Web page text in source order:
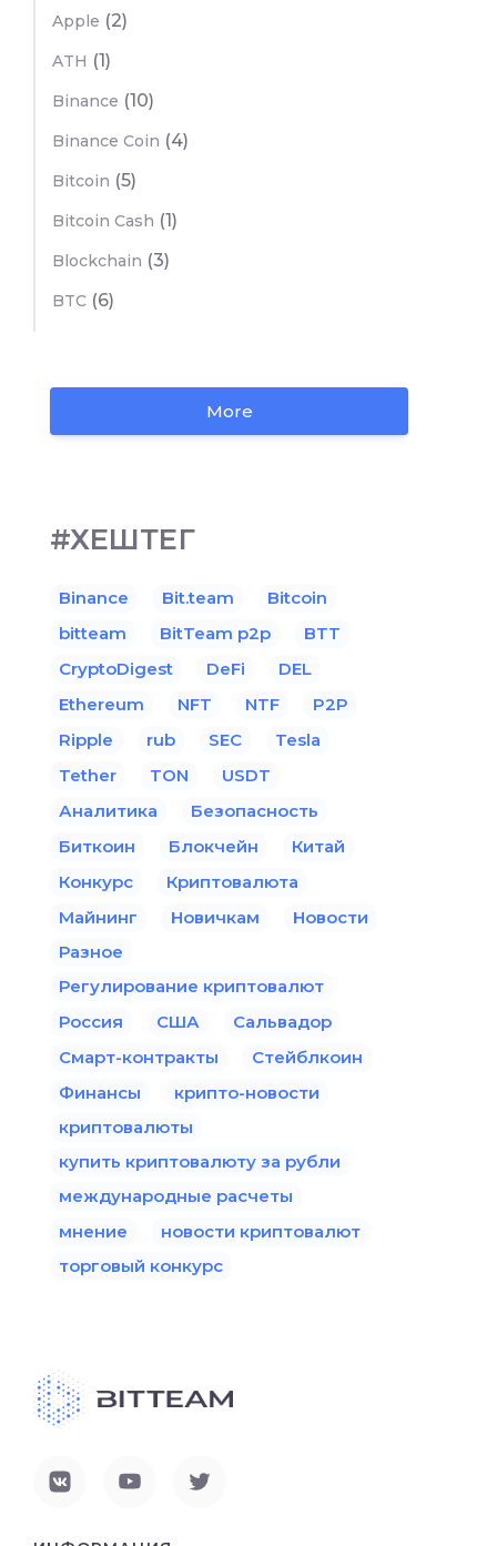
Apple (2)
ATH (1)
Binance (10)
Binance Coin (4)
Bitcoin (5)
Bitcoin Cash (1)
Blockchain (3)
BTC (6)
More
#ХЕШТЕГ
Binance Bit.team
Bitcoin
bitteam
BitTeam p2p
BTT
CryptoDigest
DeFi
DEL
Ethereum
NFT NTF
P2P
Ripple
rub SEC
Tesla
Tether
TON
USDT
Аналитика
Безопасность
Биткоин
Блокчейн
Китай
Конкурс
Криптовалюта
Майнинг
Новичкам
Новости
Разное
Регулирование криптовалют
Россия
США
Сальвадор
Смарт-контракты
Стейблкоин
Финансы
крипто-новости
криптовалюты
купить криптовалюту за рубли
международные расчеты
мнение
новости криптовалют
торговый конкурс